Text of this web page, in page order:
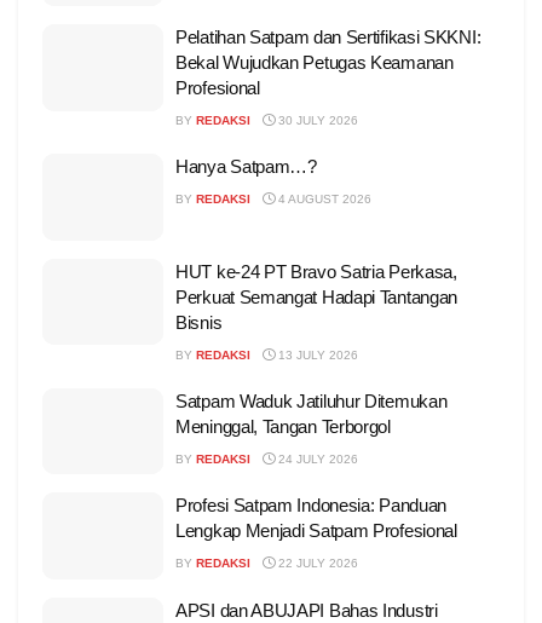
Pelatihan Satpam dan Sertifikasi SKKNI:
Bekal Wujudkan Petugas Keamanan
Profesional
BY REDAKSI 30 JULY 2026
Hanya Satpam…?
BY REDAKSI 4 AUGUST 2026
HUT ke-24 PT Bravo Satria Perkasa,
Perkuat Semangat Hadapi Tantangan
Bisnis
BY REDAKSI 13 JULY 2026
Satpam Waduk Jatiluhur Ditemukan
Meninggal, Tangan Terborgol
BY REDAKSI 24 JULY 2026
Profesi Satpam Indonesia: Panduan
Lengkap Menjadi Satpam Profesional
BY REDAKSI 22 JULY 2026
APSI dan ABUJAPI Bahas Industri